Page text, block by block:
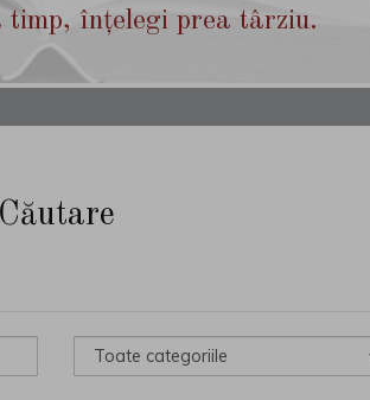
timp, înțelegi prea târziu.
Căutare